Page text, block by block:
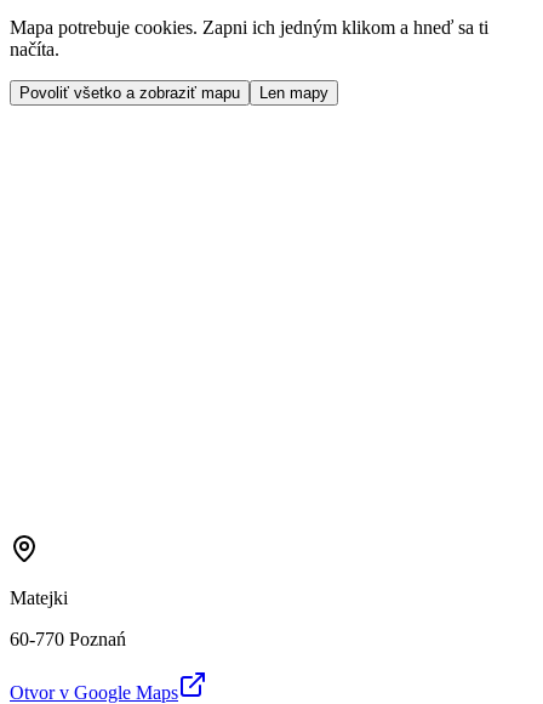
Mapa potrebuje cookies. Zapni ich jedným klikom a hneď sa ti
načíta.
Povoliť všetko a zobraziť mapu Len mapy
Matejki
60-770 Poznań
Otvor v Google Maps